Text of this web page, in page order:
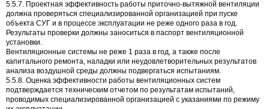
5.5.7. Проектная эффективность работы приточно-вытяжной вентиляции
должна проверяться специализированной организацией при пуске
объекта СУГ и в процессе эксплуатации не реже одного раза в год.
Результаты проверки должны заноситься в паспорт вентиляционной
установки.
Вентиляционные системы не реже 1 раза в год, а также после
капитального ремонта, наладки или неудовлетворительных результатов
анализа воздушной среды должны подвергаться испытаниям.
5.5.8. Оценка эффективности работы вентиляционных систем
подтверждается техническим отчетом по результатам испытаний,
проводимых специализированной организацией с указаниями по режиму